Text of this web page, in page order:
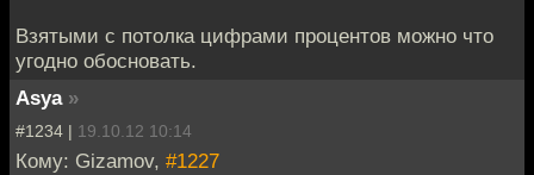
Взятыми с потолка цифрами процентов можно что
угодно обосновать.
Asya »
#1234 | 19.10.12 10:14
Кому: Gizamov, #1227